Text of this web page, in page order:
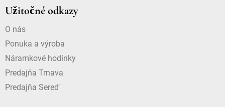
Užitočné odkazy
O nás
Ponuka a výroba
Náramkové hodinky
Predajňa Trnava
Predajňa Sereď